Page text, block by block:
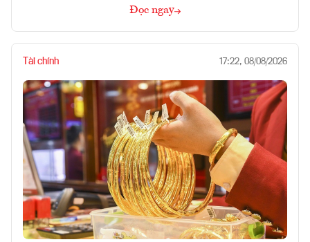
Đọc ngay
Tài chính 17:22, 08/08/2026